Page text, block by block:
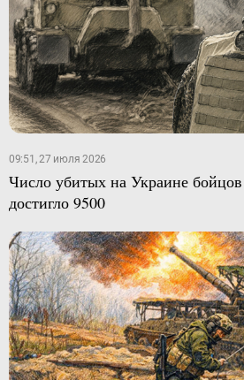
09:51, 27 июля 2026
Число убитых на Украине
достигло 9500